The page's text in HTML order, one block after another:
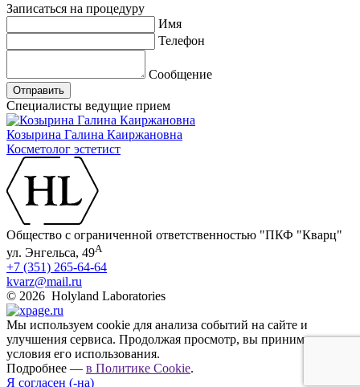
Записаться на процедуру
Имя
Телефон
Сообщение
Отправить
Специалисты ведущие прием
Козырина Галина Каиржановна
Косметолог эстетист
Общество с ограниченной ответственностью "ПКФ "Кварц"
ул. Энгельса, 49А
+7 (351) 265-64-64
kvarz@mail.ru
© 2026 Holyland Laboratories
Мы используем cookie для анализа событий на сайте и
улучшения сервиса. Продолжая просмотр, вы принимаете
условия его использования.
Подробнее — в Политике Cookie.
Я согласен (-на)